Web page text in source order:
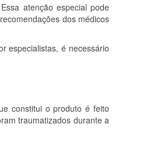
atenção especial pode
dos médicos
especialistas, é necessário
constitui o produto é feito
traumatizados durante a